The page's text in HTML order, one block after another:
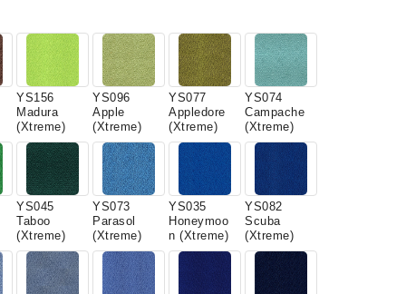
YS156
Madura
(Xtreme)
YS096
Apple
(Xtreme)
YS077
Appledore
(Xtreme)
YS074
Campache
(Xtreme)
YS045
Taboo
(Xtreme)
YS073
Parasol
(Xtreme)
YS035
Honeymoo
n (Xtreme)
YS082
Scuba
(Xtreme)